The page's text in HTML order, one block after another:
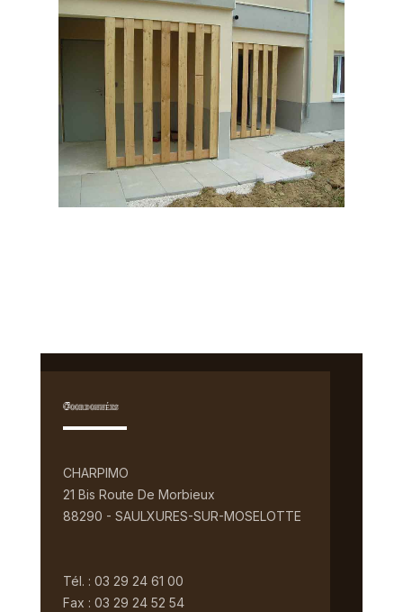
Coordonnées
CHARPIMO
21 Bis Route De Morbieux
88290 - SAULXURES-SUR-MOSELOTTE
Tél. : 03 29 24 61 00
Fax : 03 29 24 52 54